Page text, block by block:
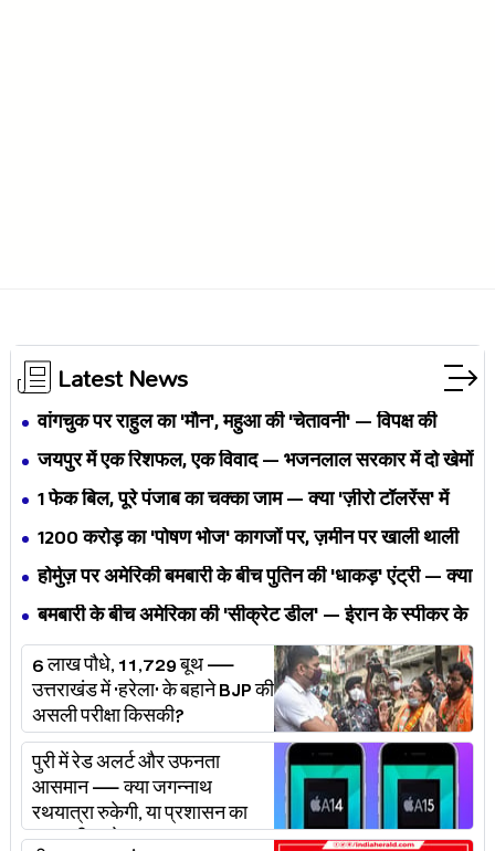
Latest News
वांगचुक पर राहुल का 'मौन', महुआ की 'चेतावनी' — विपक्ष की
एकता BJP का नैरेटिव बदलने से पहले बिखर रही है?
जयपुर में एक रिशफल, एक विवाद — भजनलाल सरकार में दो खेमों
की जंग अब छुपेगी कैसे?
1 फेक बिल, पूरे पंजाब का चक्का जाम — क्या 'ज़ीरो टॉलरेंस' में
अपनी ही यूनियनों से घिर गए भगवंत मान?
₹1200 करोड़ का 'पोषण भोज' कागजों पर, ज़मीन पर खाली थाली
— MP के बच्चों का निवाला कौन निगल रहा है?
होर्मुज़ पर अमेरिकी बमबारी के बीच पुतिन की 'धाकड़' एंट्री — क्या
ट्रंप-ईरान की जंग अब महायुद्ध बनेगी?
बमबारी के बीच अमेरिका की 'सीक्रेट डील' — ईरान के स्पीकर के
खुलासे ने असली खेल बेनक़ाब किया?
6 लाख पौधे, 11,729 बूथ —
उत्तराखंड में 'हरेला' के बहाने BJP की
असली परीक्षा किसकी?
पुरी में रेड अलर्ट और उफनता
आसमान — क्या जगन्नाथ
रथयात्रा रुकेगी, या प्रशासन का
'प्लान बी' चलेगा?